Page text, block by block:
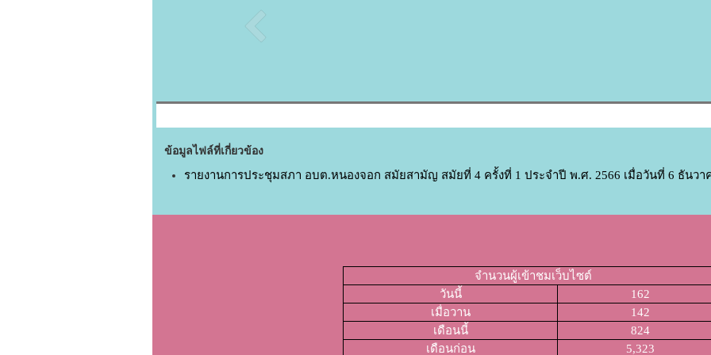
ข้อมูลไฟล์ที่เกี่ยวข้อง
รายงานการประชุมสภา อบต.หนองจอก สมัยสามัญ สมัยที่ 4 ครั้งที่ 1 ประจำปี พ.ศ. 2566 เมื่อวันที่ 6 ธันวา
จำนวนผู้เข้าชมเว็บไซต์
วันนี้
162
เมื่อวาน
142
เดือนนี้
824
เดือนก่อน
5,323